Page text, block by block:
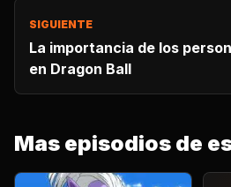
SIGUIENTE
La importancia de los
en Dragon Ball
Mas episodios de